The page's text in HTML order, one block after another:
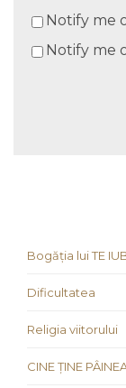
Notify me
Notify me
Bogăția lui TE
Dificultatea
Religia viitorului
CINE ȚINE